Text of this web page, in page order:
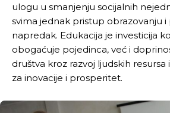
ulogu u smanjenju socijalnih
svima jednak pristup obrazovanju i
napredak. Edukacija je investicija
obogaćuje pojedinca, već i
društva kroz razvoj ljudskih
za inovacije i prosperitet.